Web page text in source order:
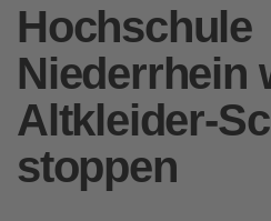
Hochschule
Niederrhein
Altkleider-
stoppen